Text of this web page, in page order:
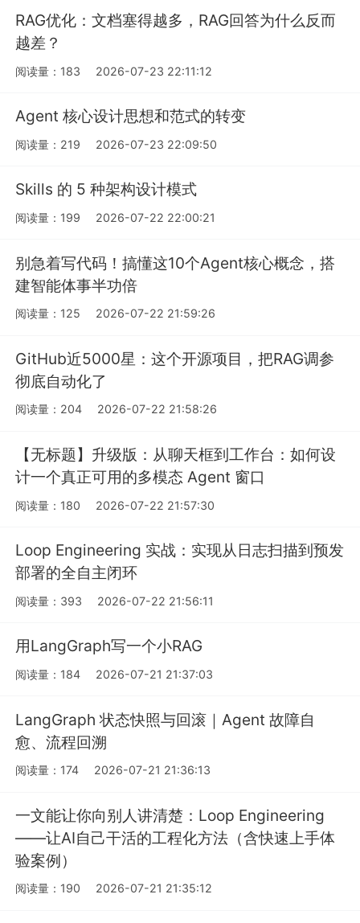
RAG优化：文档塞得越多，RAG回答为什么反而
越差？
阅读量：183 2026-07-23 22:11:12
Agent 核心设计思想和范式的转变
阅读量：219 2026-07-23 22:09:50
Skills 的 5 种架构设计模式
阅读量：199 2026-07-22 22:00:21
别急着写代码！搞懂这10个Agent核心概念，搭
建智能体事半功倍
阅读量：125 2026-07-22 21:59:26
GitHub近5000星：这个开源项目，把RAG调参
彻底自动化了
阅读量：204 2026-07-22 21:58:26
【无标题】升级版：从聊天框到工作台：如何设
计一个真正可用的多模态 Agent 窗口
阅读量：180 2026-07-22 21:57:30
Loop Engineering 实战：实现从日志扫描到预发
部署的全自主闭环
阅读量：393 2026-07-22 21:56:11
用LangGraph写一个小RAG
阅读量：184 2026-07-21 21:37:03
LangGraph 状态快照与回滚｜Agent 故障自
愈、流程回溯
阅读量：174 2026-07-21 21:36:13
一文能让你向别人讲清楚：Loop Engineering
——让AI自己干活的工程化方法（含快速上手体
验案例）
阅读量：190 2026-07-21 21:35:12